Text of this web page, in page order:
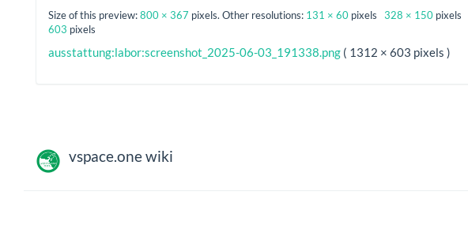
Size of this preview:800 × 367 pixels. Other resolutions: 131 × 60 pixels 328 × 150 pixels
603 pixels
ausstattung:labor:screenshot_2025-06-03_191338.png ( 1312 × 603 pixels )
vspace.one wiki